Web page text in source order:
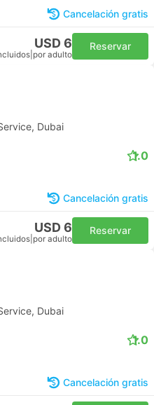
Cancelación gratis
USD 6
por adulto
Reservar
Dubai
1.0
Cancelación gratis
USD 6
por adulto
Reservar
Dubai
1.0
Cancelación gratis